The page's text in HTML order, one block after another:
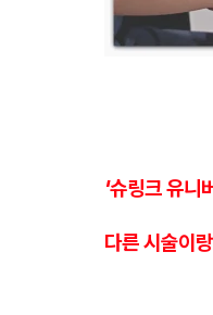
'슈링크 유니
다른 시술이